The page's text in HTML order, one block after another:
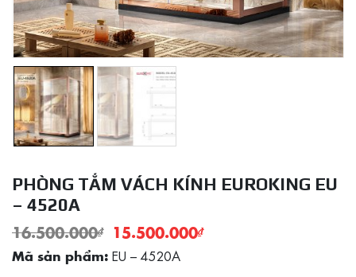
PHÒNG TẮM VÁCH KÍNH EUROKING EU
– 4520A
16.500.000₫ 15.500.000₫
Mã sản phẩm: EU – 4520A